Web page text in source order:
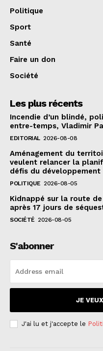
Politique
Sport
Santé
Faire un don
Société
Les plus récents
Incendie d’un blindé,
entre-temps, Vladimir
EDITORIAL 2026-08-08
Aménagement du
veulent relancer la
défis du développement
POLITIQUE 2026-08-05
Kidnappé sur la route
après 17 jours de
SOCIÉTÉ 2026-08-05
S'abonner
JE
J'ai lu et j'accepte le